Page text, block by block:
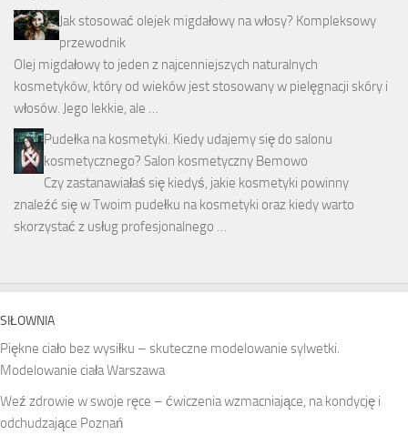
Jak stosować olejek migdałowy na włosy? Kompleksowy
przewodnik
Olej migdałowy to jeden z najcenniejszych naturalnych
kosmetyków, który od wieków jest stosowany w pielęgnacji skóry i
włosów. Jego lekkie, ale …
Pudełka na kosmetyki. Kiedy udajemy się do salonu
kosmetycznego? Salon kosmetyczny Bemowo
Czy zastanawiałaś się kiedyś, jakie kosmetyki powinny
znaleźć się w Twoim pudełku na kosmetyki oraz kiedy warto
skorzystać z usług profesjonalnego …
SIŁOWNIA
Piękne ciało bez wysiłku – skuteczne modelowanie sylwetki.
Modelowanie ciała Warszawa
Weź zdrowie w swoje ręce – ćwiczenia wzmacniające, na kondycję i
odchudzające Poznań